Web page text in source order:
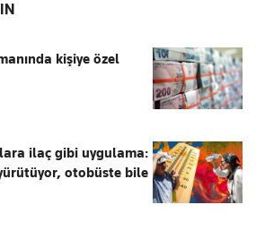
kişiye özel
ilaç gibi uygulama:
otobüste bile